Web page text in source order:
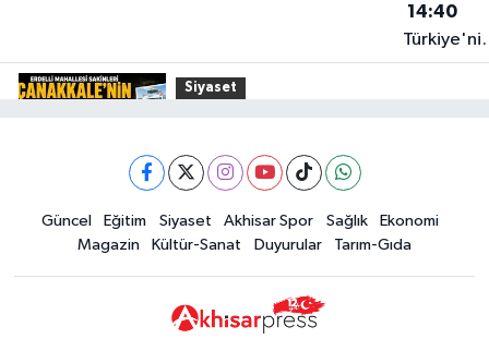
14:40
En İyi
Siyaset
yaşadı
Yerel Haber
19:00Kadın ve Çocuk Giyimde Yeni
Dönem: Minik Terzi’den Anne-
Çocuk Stilini Tamamlayan
Koleksiyonlar
Güncel
18:57Akhisar'da Atatürk
Güncel Eğitim Siyaset Akhisar Spor Sağlık
Ekonomi
Magazin
Kültür-Sanat Duyurular Tarım-Gıda